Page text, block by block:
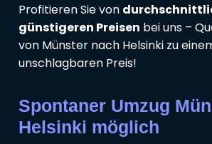
Profitieren Sie von
günstigeren Preisen bei uns –
von Münster nach Helsinki zu
unschlagbaren Preis!
Spontaner Umzug
Helsinki möglich